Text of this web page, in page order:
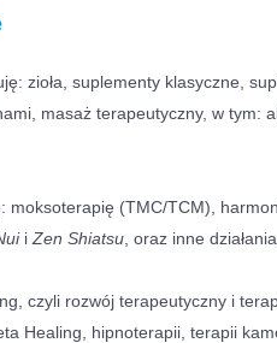
zioła, suplementy klasyczne,
masaż terapeutyczny, w tym:
moksoterapię (TMC/TCM),
i Zen Shiatsu , oraz inne
czyli rozwój terapeutyczny i
Healing, hipnoterapii, terapii